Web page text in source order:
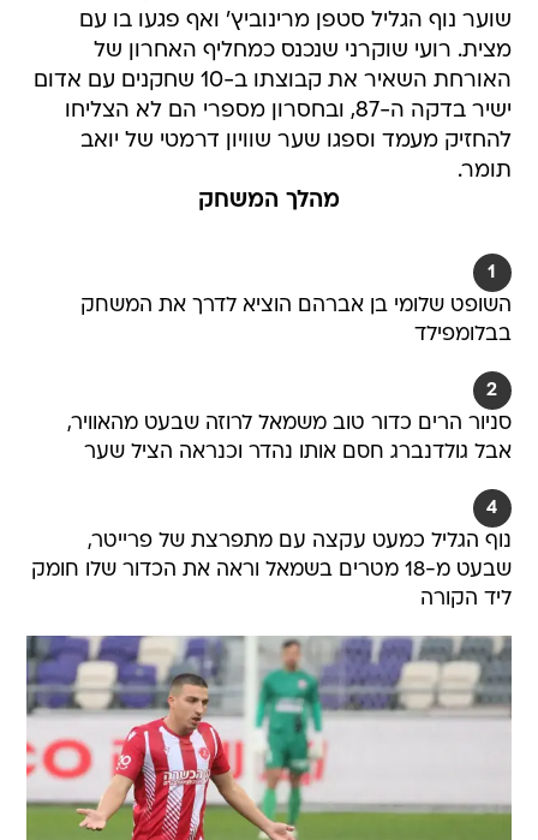
שוער נוף הגליל סטפן מרינוביץ' ואף פגעו בו עם
מצית. רועי שוקרני שנכנס כמחליף האחרון של
האורחת השאיר את קבוצתו ב-10 שחקנים עם אדום
ישיר בדקה ה-87, ובחסרון מספרי הם לא הצליחו
להחזיק מעמד וספגו שער שוויון דרמטי של יואב
תומר.
מהלך המשחק
1
השופט שלומי בן אברהם הוציא לדרך את המשחק
בבלומפילד
2
סניור הרים כדור טוב משמאל לרוזה שבעט מהאוויר,
אבל גולדנברג חסם אותו נהדר וכנראה הציל שער
4
נוף הגליל כמעט עקצה עם מתפרצת של פרייטר,
שבעט מ-18 מטרים בשמאל וראה את הכדור שלו חומק
ליד הקורה